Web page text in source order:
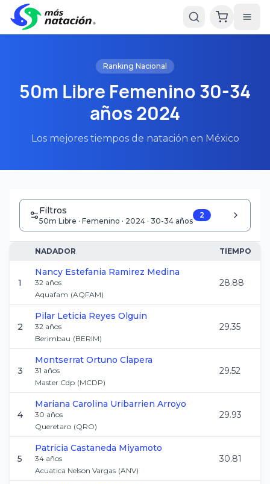
Ranking Nacional
50m Libre Femenino 30-34
años 2024
Los mejores tiempos de natación en México
Filtros
50m Libre · Femenino · 2024 · 30-34 años
2
NADADOR TIEMPO
1
Nancy Estefania Ramirez Medina
32 años
Aquafam (AQFAM)
28.88
2
Pilar Leticia Reyes Olguin
32 años
Berimbau (BERIM)
29.35
3
Montserrat Ortuno Clapera
31 años
Master Cdp (MCDP)
29.52
4
Mariana Carolina Uribarrien Arroyo
30 años
Queretaro (QRO)
29.93
5
Patricia Castaneda Miyamoto
34 años
Acuatica Nelson Vargas (ANV)
30.81